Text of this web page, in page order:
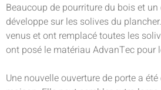
Beaucoup de pourriture du bois et
développe sur les solives du
venus et ont remplacé toutes les
ont posé le matériau AdvanTec pour
Une nouvelle ouverture de porte a